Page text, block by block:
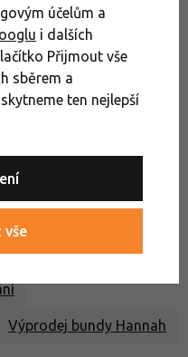
Vesty
do města
Výprodej bundy Hannah
účelům a
i dalších
Přijmout vše
sběrem a
ten nejlepší
vše